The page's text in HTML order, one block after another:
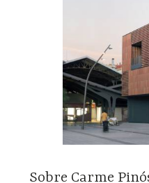
Sobre Carme